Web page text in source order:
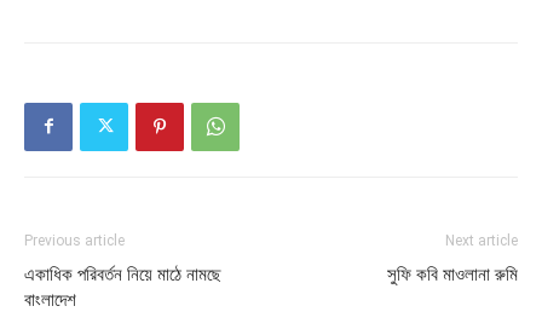
Previous article
একাধিক পরিবর্তন নিয়ে মাঠে নামছে
বাংলাদেশ
Next article
সুফি কবি মাওলানা রুমি